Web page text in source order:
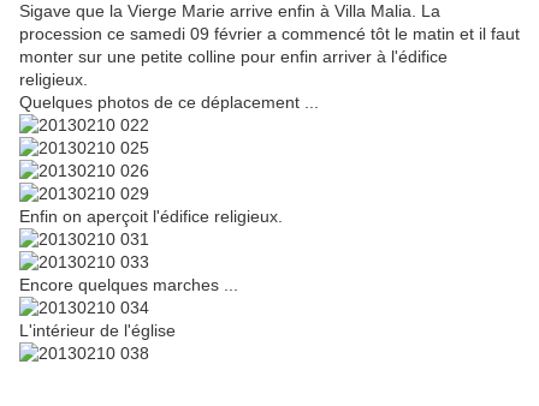
Sigave que la Vierge Marie arrive enfin à Villa Malia. La
procession ce samedi 09 février a commencé tôt le matin et il faut
monter sur une petite colline pour enfin arriver à l'édifice
religieux.
Quelques photos de ce déplacement ...
Enfin on aperçoit l'édifice religieux.
Encore quelques marches ...
L'intérieur de l'église